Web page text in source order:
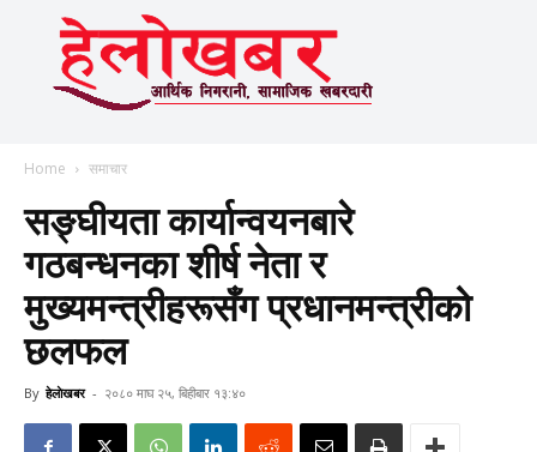
Home समाचार
सङ्घीयता कार्यान्वयनबारे
गठबन्धनका शीर्ष नेता र
मुख्यमन्त्रीहरूसँग प्रधानमन्त्रीको
छलफल
By हेलाेखबर - २०८० माघ २५, बिहीबार १३:४०